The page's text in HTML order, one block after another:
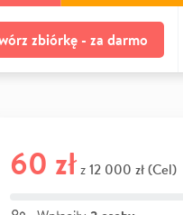
zbiórkę - za darmo
60 zł z 12 000 zł (Cel)